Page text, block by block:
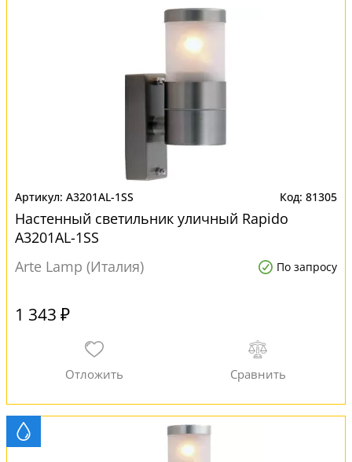
A3201AL-1SS 81305
Настенный светильник уличный Rapido
A3201AL-1SS
Arte Lamp (Италия)
По запросу
1 343 ₽